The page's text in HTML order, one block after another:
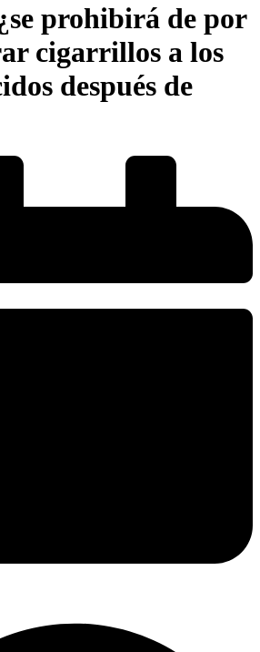
prohibirá de por
cigarrillos a los
después de